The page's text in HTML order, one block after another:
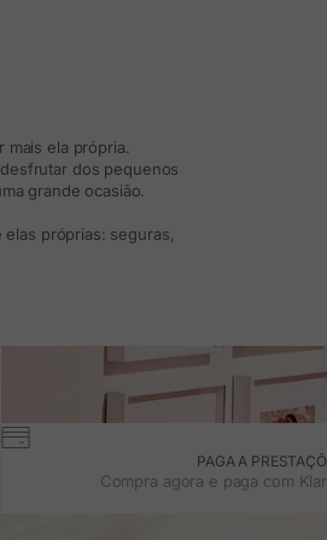
mais ela própria.
dos pequenos
grande ocasião.
próprias: seguras,
PAGA A
Compra agora e paga com